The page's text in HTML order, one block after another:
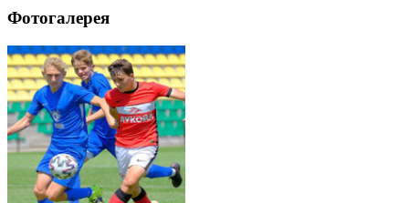
Фотогалерея